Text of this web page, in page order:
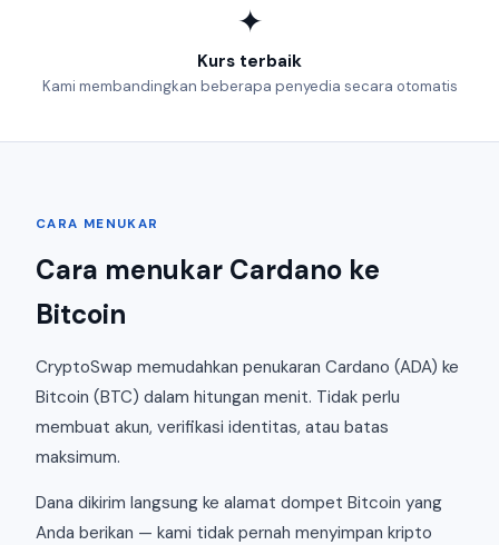
✦
Kurs terbaik
Kami membandingkan beberapa penyedia secara otomatis
CARA MENUKAR
Cara menukar Cardano ke
Bitcoin
CryptoSwap memudahkan penukaran Cardano (ADA) ke
Bitcoin (BTC) dalam hitungan menit. Tidak perlu
membuat akun, verifikasi identitas, atau batas
maksimum.
Dana dikirim langsung ke alamat dompet Bitcoin yang
Anda berikan — kami tidak pernah menyimpan kripto